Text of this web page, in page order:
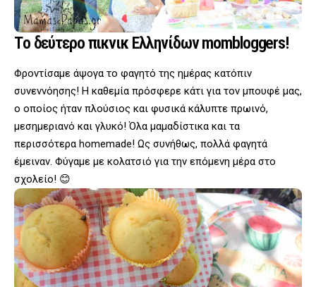
Tο δεύτερο πικνικ Ελληνίδων mombloggers!
Φροντίσαμε άψογα το φαγητό της ημέρας κατόπιν
συνεννόησης! Η καθεμία πρόσφερε κάτι για τον μπουφέ μας,
ο οποίος ήταν πλούσιος και φυσικά κάλυπτε πρωινό,
μεσημεριανό και γλυκό! Όλα μαμαδίστικα και τα
περισσότερα homemade! Ως συνήθως, πολλά φαγητά
έμειναν. Φύγαμε με κολατσιό για την επόμενη μέρα στο
σχολείο! 😊